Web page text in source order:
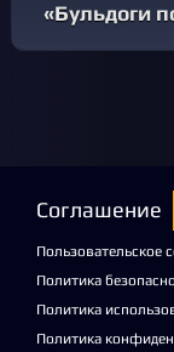
«Бульдоги
Соглашение
Пользовательское
Политика
Политика
Политика